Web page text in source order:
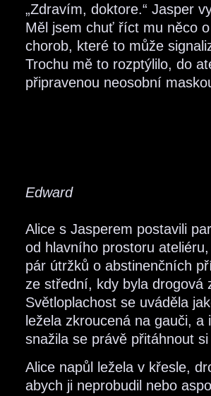
„Zdravím, doktore.“ Jasper
Měl jsem chuť říct mu něco
chorob, které to může
Trochu mě to rozptýlilo, do
připravenou neosobní
Edward
Alice s Jasperem postavili
od hlavního prostoru
pár útržků o abstinenčních
ze střední, kdy byla drogová
Světloplachost se uváděla
ležela zkroucená na gauči,
snažila se právě přitáhnout
Alice napůl ležela v křesle,
abych ji neprobudil nebo